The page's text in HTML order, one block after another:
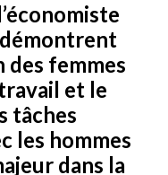
des femmes
et le
tâches
les hommes
dans la